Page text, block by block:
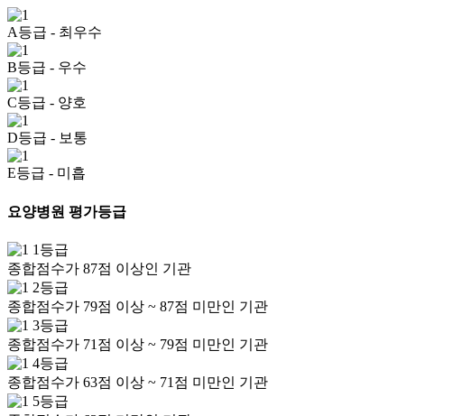
A등급 - 최우수
B등급 - 우수
C등급 - 양호
D등급 - 보통
E등급 - 미흡
요양병원 평가등급
1등급
종합점수가 87점 이상인 기관
2등급
종합점수가 79점 이상 ~ 87점 미만인 기관
3등급
종합점수가 71점 이상 ~ 79점 미만인 기관
4등급
종합점수가 63점 이상 ~ 71점 미만인 기관
5등급